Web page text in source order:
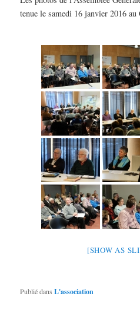
tenue le samedi 16 janvier 2016 au
[SHOW AS
Publié dans L'association